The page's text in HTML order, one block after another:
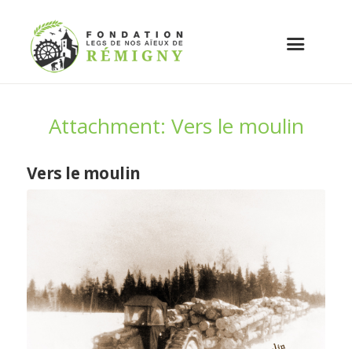
Attachment: Vers le moulin
Vers le moulin